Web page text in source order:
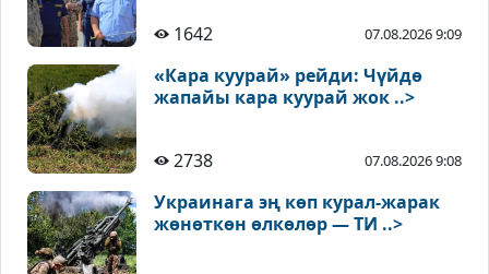
1642 07.08.2026 9:09
«Кара куурай» рейди: Чүйдө
жапайы кара куурай жок ..>
2738 07.08.2026 9:08
Украинага эң көп курал-жарак
жөнөткөн өлкөлөр — ТИ ..>